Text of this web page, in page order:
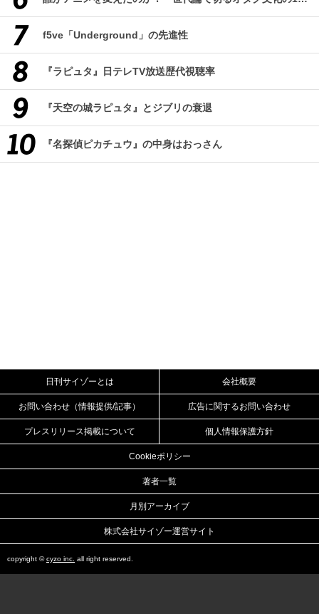
f5ve「Underground」の先進性
『ラピュタ』日テレTV放送歴代視聴率
『天空の城ラピュタ』とジブリの衰退
『名探偵ピカチュウ』の中身はおっさん
日刊サイゾーとは 会社概要
お問い合わせ（情報提供/記事） 広告に関するお問い合わせ
プレスリリース掲載について 個人情報保護方針
Cookieポリシー
著者一覧
月別アーカイブ
株式会社サイゾー運営サイト
copyright ©cyzo inc. all right reserved.